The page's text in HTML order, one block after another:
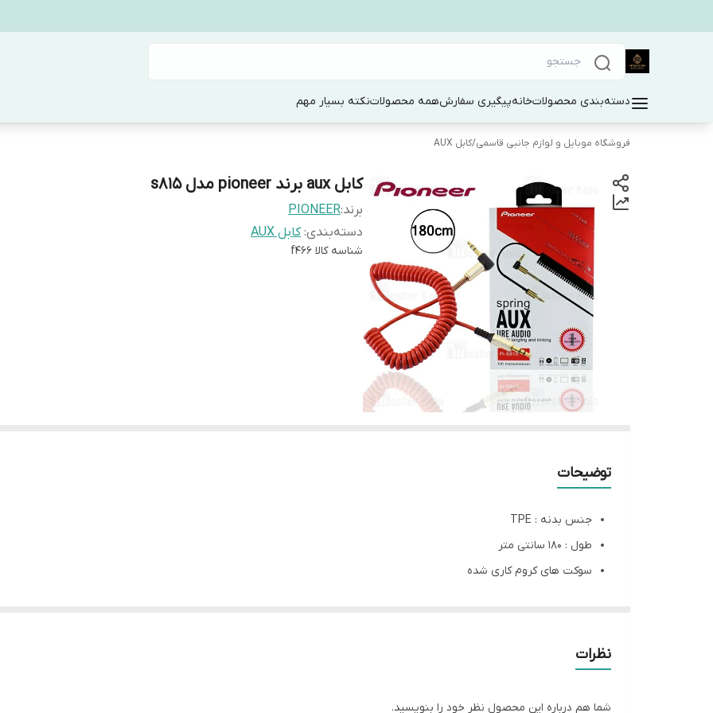
دسته‌بندی محصولاتخانهپیگیری سفارشهمه محصولاتنکته بسیار مهم
فروشگاه موبایل و لوازم جانبی قاسمی/کابل AUX
کابل aux برند pioneer مدل s815
برند:PIONEER
دسته‌بندی:کابل AUX
شناسه کالا f466
توضیحات
جنس بدنه : TPE
طول : 180 سانتی متر
سوکت های کروم کاری شده
نظرات
شما هم درباره این محصول نظر خود را بنویسید.